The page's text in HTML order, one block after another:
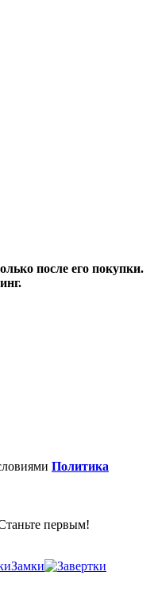
после его покупки.
Политика
первым!
Замки